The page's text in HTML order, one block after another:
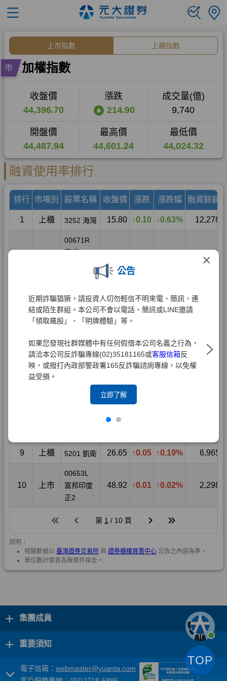
×
公告
近期詐騙猖獗，請投資人切勿輕信不明來電、簡訊、連
結或陌生群組。本公司不會以電話、簡訊或LINE邀請
「領取飆股」、「明牌體驗」等。
如果您發現社群媒體中有任何假借本公司名義之行為，
請洽本公司反詐騙專線(02)35181165或客服信箱反
映，或撥打內政部警政署165反詐騙諮詢專線，以免權
益受損。
立即了解
+ 集團成員
+ 重要須知
電子信箱： webmaster@yuanta.com
TOP